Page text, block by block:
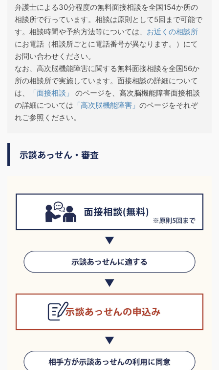
弁護士による30分程度の無料面接相談を全国154か所の
相談所で行っています。相談は原則として5回まで可能で
す。相談時間や予約方法等については、 お近くの相談所
にお電話（相談所ごとに電話番号が異なります。）にて
お問い合わせください。
なお、高次脳機能障害に関する無料面接相談を全国56か
所の相談所で実施しています。面接相談の詳細について
は、
「面接相談」
のページを、高次脳機能障害面接相談
の詳細については 「高次脳機能障害」 のページをそれぞ
れご参照ください。
示談あっせん・審査